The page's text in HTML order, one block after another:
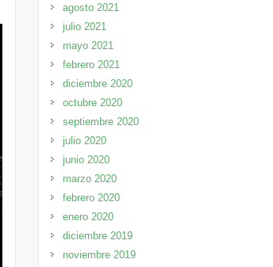
agosto 2021
julio 2021
mayo 2021
febrero 2021
diciembre 2020
octubre 2020
septiembre 2020
julio 2020
junio 2020
marzo 2020
febrero 2020
enero 2020
diciembre 2019
noviembre 2019